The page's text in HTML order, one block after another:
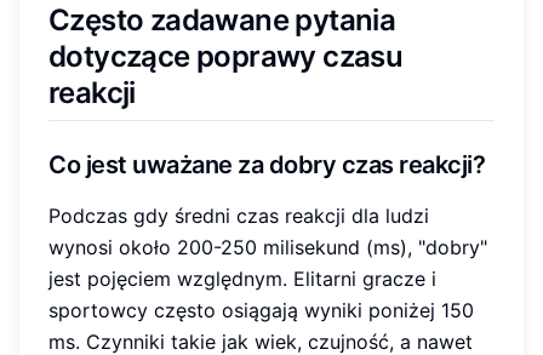
Często zadawane pytania
dotyczące poprawy czasu
reakcji
Co jest uważane za dobry czas reakcji?
Podczas gdy średni czas reakcji dla ludzi
wynosi około 200-250 milisekund (ms), "dobry"
jest pojęciem względnym. Elitarni gracze i
sportowcy często osiągają wyniki poniżej 150
ms. Czynniki takie jak wiek, czujność, a nawet